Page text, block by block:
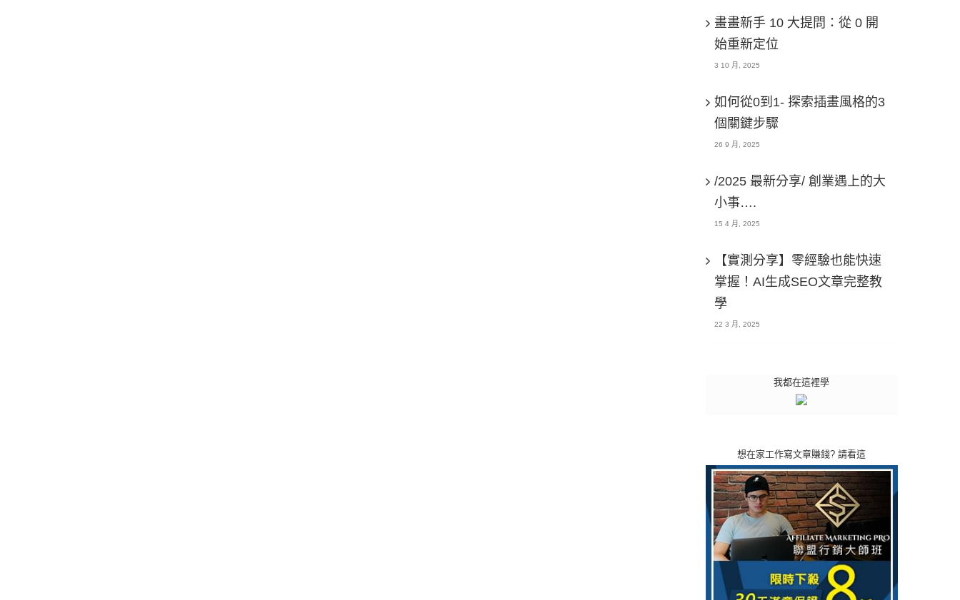
畫畫新手 10 大提問：從 0 開
始重新定位
3 10 月, 2025
如何從0到1- 探索插畫風格的3
個關鍵步驟
26 9 月, 2025
/2025 最新分享/ 創業遇上的大
小事….
15 4 月, 2025
【實測分享】零經驗也能快速
掌握！AI生成SEO文章完整教
學
22 3 月, 2025
我都在這裡學
想在家工作寫文章賺錢? 請看這